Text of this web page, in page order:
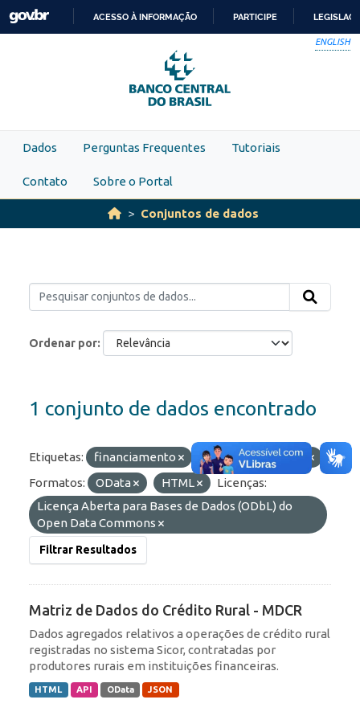
Skip to main content
PARA
O
CONTEÚDO
ACESSO À INFORMAÇÃO PARTICIPE
ENGLISH
Dados Perguntas Frequentes Tutoriais
Contato Sobre o Portal
Conjuntos de dados
Ordenar por
1 conjunto de dados encontrado
Etiquetas: financiamento rural
agrícola
Formatos:
OData HTML
Licenças:
Licença Aberta para Bases de Dados (ODbL) do
Open Data Commons
Filtrar Resultados
Matriz de Dados do Crédito Rural - MDCR
Dados agregados relativos a operações de crédito rural
registradas no sistema Sicor, contratadas por
produtores rurais em instituições financeiras.
HTML API OData JSON